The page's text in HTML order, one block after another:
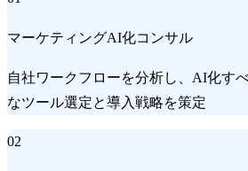
マーケティングAI化コンサル
自社ワークフローを分析し、AI化す
なツール選定と導入戦略を策定
02